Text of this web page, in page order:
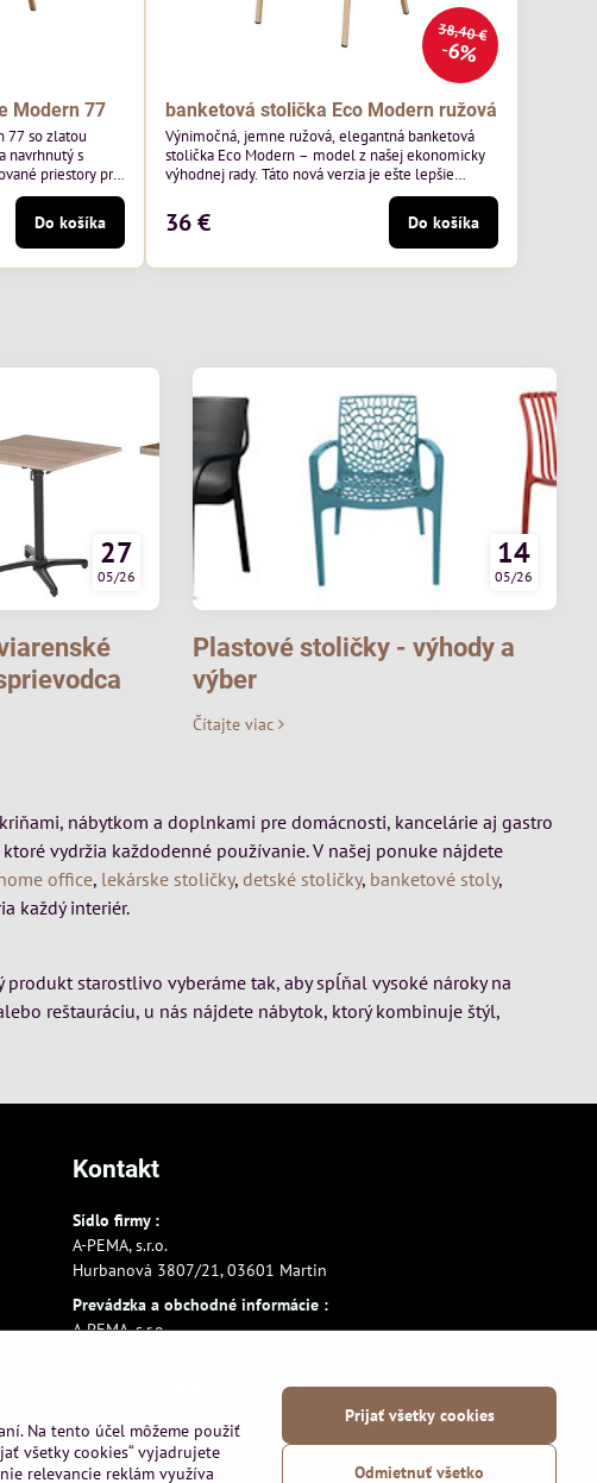
Modern 77
77 so zlatou
navrhnutý s
priestory pre
Moss 07 od
s mäkkým
s modernou
a pripravená na
Do košíka
38,40 €
6%
banketová stolička Eco Modern ružová
Výnimočná, jemne ružová, elegantná banketová
stolička Eco Modern – model z našej ekonomicky
výhodnej rady. Táto nová verzia je ešte lepšie
prispôsobená potrebám moderných pohostinských
priestorov, ako sú hotely a reštaurácie. Medzi jej
charakteristické znaky patrí zamatové ružové
čalúnenie s gramážou 210 g/m2, odolný oceľový
rám, stohovateľný až 19 kusov a stolička unesie až
36 € Do košíka
27
05/26
14
05/26
Plastové stoličky - výhody a
výber
Čítajte viac
nábytkom a doplnkami pre domácnosti, kancelárie aj gastro
vydržia každodenné používanie. V našej ponuke nájdete
office, lekárske stoličky,detské stoličky, banketové stoly,
každý interiér.
starostlivo vyberáme tak, aby spĺňal vysoké nároky na
reštauráciu, u nás nájdete nábytok, ktorý kombinuje štýl,
Kontakt
Sídlo firmy :
A-PEMA, s.r.o.
Hurbanová 3807/21, 03601 Martin
Prevádzka a obchodné informácie :
A-PEMA, s.r.o.
+421 903 807209
Na tento účel môžeme použiť
všetky cookies“ vyjadrujete
relevancie reklám využíva
Prijať všetky cookies
Odmietnuť všetko